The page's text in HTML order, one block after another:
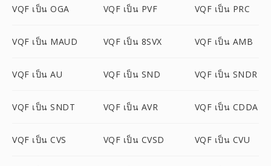
VQF เป็น OGA VQF เป็น PVF VQF เป็น PRC
VQF เป็น MAUD VQF เป็น 8SVX VQF เป็น AMB
VQF เป็น AU VQF เป็น SND VQF เป็น SNDR
VQF เป็น SNDT VQF เป็น AVR VQF เป็น CDDA
VQF เป็น CVS VQF เป็น CVSD VQF เป็น CVU